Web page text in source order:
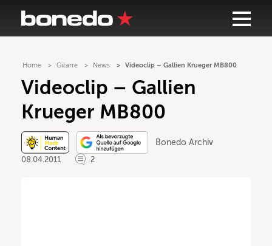
Home Gitarre News Videoclip – Gallien Krueger MB800
Videoclip – Gallien
Krueger MB800
Bonedo Archiv
08.04.2011
2